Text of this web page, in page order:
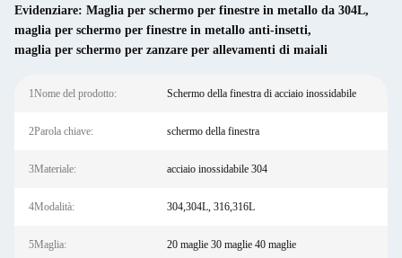
Evidenziare: Maglia per schermo per finestre in metallo da 304L,
maglia per schermo per finestre in metallo anti-insetti,
maglia per schermo per zanzare per allevamenti di maiali
1Nome del prodotto: Schermo della finestra di acciaio inossidabile
2Parola chiave: schermo della finestra
3Materiale: acciaio inossidabile 304
4Modalità: 304,304L, 316,316L
5Maglia: 20 maglie 30 maglie 40 maglie